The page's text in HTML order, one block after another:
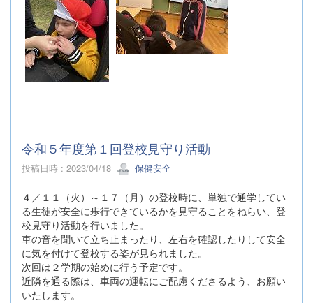
令和５年度第１回登校見守り活動
投稿日時 : 2023/04/18 保健安全
４／１１（火）～１７（月）の登校時に、単独で通学してい
る生徒が安全に歩行できているかを見守ることをねらい、登
校見守り活動を行いました。
車の音を聞いて立ち止まったり、左右を確認したりして安全
に気を付けて登校する姿が見られました。
次回は２学期の始めに行う予定です。
近隣を通る際は、車両の運転にご配慮くださるよう、お願い
いたします。